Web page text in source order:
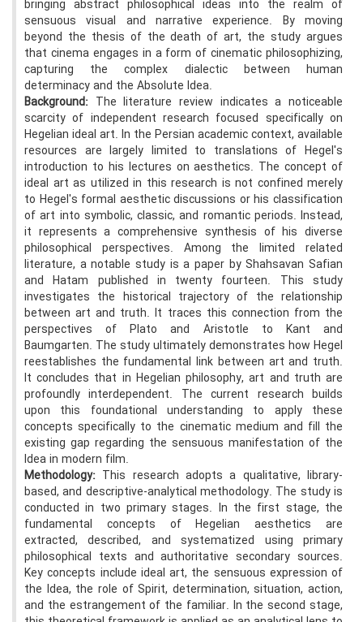
bringing abstract philosophical ideas into the realm of
sensuous visual and narrative experience. By moving
beyond the thesis of the death of art, the study argues
that cinema engages in a form of cinematic philosophizing,
capturing the complex dialectic between human
determinacy and the Absolute Idea.
Background: The literature review indicates a noticeable
scarcity of independent research focused specifically on
Hegelian ideal art. In the Persian academic context, available
resources are largely limited to translations of Hegel's
introduction to his lectures on aesthetics. The concept of
ideal art as utilized in this research is not confined merely
to Hegel's formal aesthetic discussions or his classification
of art into symbolic, classic, and romantic periods. Instead,
it represents a comprehensive synthesis of his diverse
philosophical perspectives. Among the limited related
literature, a notable study is a paper by Shahsavan Safian
and Hatam published in twenty fourteen. This study
investigates the historical trajectory of the relationship
between art and truth. It traces this connection from the
perspectives of Plato and Aristotle to Kant and
Baumgarten. The study ultimately demonstrates how Hegel
reestablishes the fundamental link between art and truth.
It concludes that in Hegelian philosophy, art and truth are
profoundly interdependent. The current research builds
upon this foundational understanding to apply these
concepts specifically to the cinematic medium and fill the
existing gap regarding the sensuous manifestation of the
Idea in modern film.
Methodology: This research adopts a qualitative, library-
based, and descriptive-analytical methodology. The study is
conducted in two primary stages. In the first stage, the
fundamental concepts of Hegelian aesthetics are
extracted, described, and systematized using primary
philosophical texts and authoritative secondary sources.
Key concepts include ideal art, the sensuous expression of
the Idea, the role of Spirit, determination, situation, action,
and the estrangement of the familiar. In the second stage,